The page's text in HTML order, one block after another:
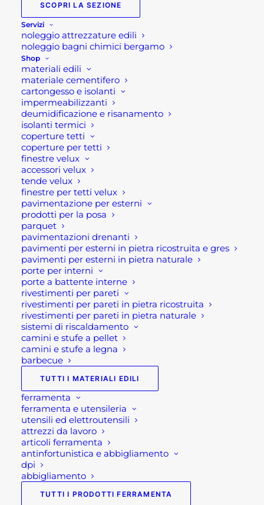
SCOPRI LA SEZIONE
Servizi
noleggio attrezzature edili
noleggio bagni chimici bergamo
Shop
materiali edili
materiale cementifero
cartongesso e isolanti
impermeabilizzanti
deumidificazione e risanamento
isolanti termici
coperture tetti
coperture per tetti
finestre velux
accessori velux
tende velux
finestre per tetti velux
pavimentazione per esterni
prodotti per la posa
parquet
pavimentazioni drenanti
pavimenti per esterni in pietra ricostruita e gres
pavimenti per esterni in pietra naturale
porte per interni
porte a battente interne
rivestimenti per pareti
rivestimenti per pareti in pietra ricostruita
rivestimenti per pareti in pietra naturale
sistemi di riscaldamento
camini e stufe a pellet
camini e stufe a legna
barbecue
TUTTI I MATERIALI EDILI
ferramenta
ferramenta e utensileria
utensili ed elettroutensili
attrezzi da lavoro
articoli ferramenta
antinfortunistica e abbigliamento
dpi
abbigliamento
TUTTI I PRODOTTI FERRAMENTA
2.415,00€ Il
originale
2.415,00 €.
1.780,00
attuale
Pergola retrattile
motorizzata con 3×4 con
led
Struttura in alluminio bianca con copertura
retrattile in pvc a movimentazione motorizzata e
led.
Caratteristiche tecniche:
Dimensioni: cm 390 l x 291 p x 255 h
colore: antracite , grigio scuro
Forma: rettangolare
Tipologia: automatica – motorizzata
Materiale : alluminio e pvc
copertura in pvc
Pali portanti 100x100x2547 mm
spessore alluminio : mm 1.3
Base ancoraggio: 130x130mm
Se per qualsiasi ragione non riuscissi a
effettuare il pagamento contattaci dalle 09 alle 12
e dalle 14 alle 17, ti offriremo tutto il supporto
necessario per aiutarti nella procedura di
acquisto!
Oppure scrivi una mail a
shop@rotacommerciale.it